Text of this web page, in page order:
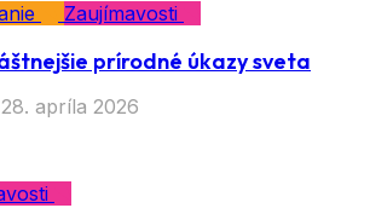
Zaujímavosti
prírodné úkazy sveta
28. apríla 2026